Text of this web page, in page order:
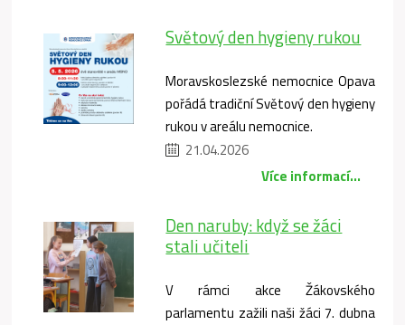
Světový den hygieny rukou
Moravskoslezské nemocnice Opava
pořádá tradiční Světový den hygieny
rukou v areálu nemocnice.
21.04.2026
Více informací...
Den naruby: když se žáci
stali učiteli
V rámci akce Žákovského
parlamentu zažili naši žáci 7. dubna